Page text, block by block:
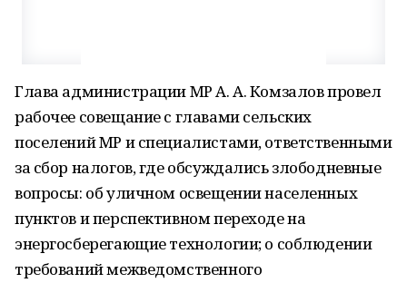
Глава администрации МР А. А. Комзалов провел
рабочее совещание с главами сельских
поселений МР и специалистами, ответственными
за сбор налогов, где обсуждались злободневные
вопросы: об уличном освещении населенных
пунктов и перспективном переходе на
энергосберегающие технологии; о соблюдении
требований межведомственного